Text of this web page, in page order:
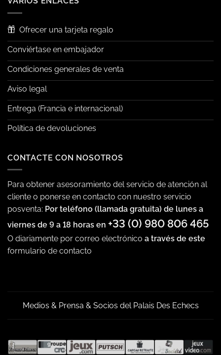
Ofrecer una tarjeta regalo
Conviértase en embajador
Condiciones generales de venta
Aviso legal
Entrega (Francia e internacional)
Política de devoluciones
CONTACTE CON NOSOTROS
Para obtener asesoramiento del servicio de atención al
cliente o ponerse en contacto con nuestro servicio
posventa: Por teléfono (llamada gratuita) de lunes a
viernes de 9 a 18 horas en +33 (0) 980 806 465
O diariamente por correo electrónico a través de este
formulario de contacto
Medios & Prensa & Socios del Palais Des Echecs